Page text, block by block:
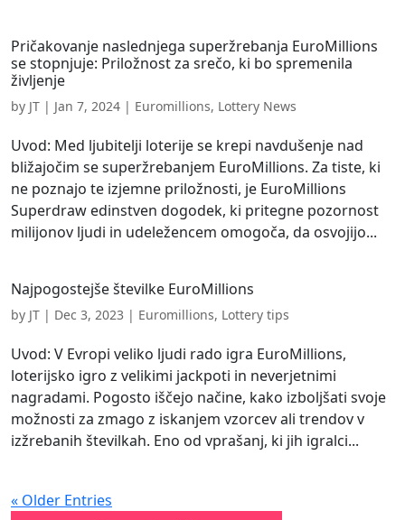
Pričakovanje naslednjega superžrebanja EuroMillions
se stopnjuje: Priložnost za srečo, ki bo spremenila
življenje
by JT | Jan 7, 2024 | Euromillions, Lottery News
Uvod: Med ljubitelji loterije se krepi navdušenje nad
bližajočim se superžrebanjem EuroMillions. Za tiste, ki
ne poznajo te izjemne priložnosti, je EuroMillions
Superdraw edinstven dogodek, ki pritegne pozornost
milijonov ljudi in udeležencem omogoča, da osvojijo...
Najpogostejše številke EuroMillions
by JT | Dec 3, 2023 | Euromillions, Lottery tips
Uvod: V Evropi veliko ljudi rado igra EuroMillions,
loterijsko igro z velikimi jackpoti in neverjetnimi
nagradami. Pogosto iščejo načine, kako izboljšati svoje
možnosti za zmago z iskanjem vzorcev ali trendov v
izžrebanih številkah. Eno od vprašanj, ki jih igralci...
« Older Entries